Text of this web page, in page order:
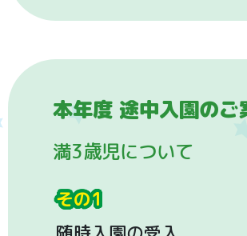
本年度 途中入園のご
満3歳児について
その1